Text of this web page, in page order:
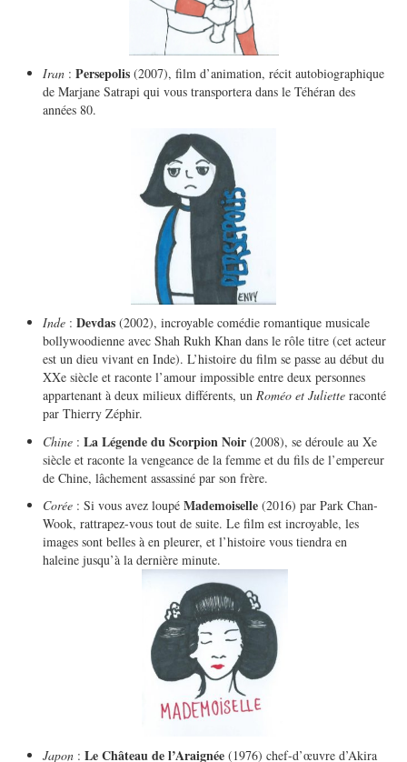
Iran :Persepolis (2007), film d’animation, récit autobiographique
de Marjane Satrapi qui vous transportera dans le Téhéran des
années 80.
Inde :Devdas (2002), incroyable comédie romantique musicale
bollywoodienne avec Shah Rukh Khan dans le rôle titre (cet acteur
est un dieu vivant en Inde). L’histoire du film se passe au début du
XXe siècle et raconte l’amour impossible entre deux personnes
appartenant à deux milieux différents, unRoméo et Juliette raconté
par Thierry Zéphir.
Chine :La Légende du Scorpion Noir (2008), se déroule au Xe
siècle et raconte la vengeance de la femme et du fils de l’empereur
de Chine, lâchement assassiné par son frère.
Corée : Si vous avez loupéMademoiselle(2016) par Park Chan-
Wook, rattrapez-vous tout de suite. Le film est incroyable, les
images sont belles à en pleurer, et l’histoire vous tiendra en
haleine jusqu’à la dernière minute.
Japon :Le Château de l’Araignée(1976) chef-d’œuvre d’Akira